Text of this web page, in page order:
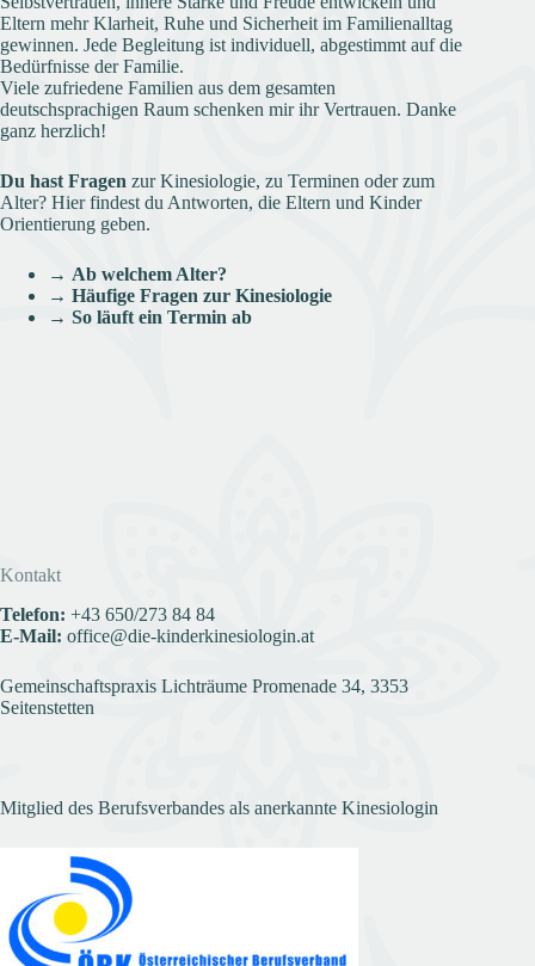
Eltern mehr Klarheit, Ruhe und Sicherheit im Familienalltag
gewinnen. Jede Begleitung ist individuell, abgestimmt auf die
Bedürfnisse der Familie.
Viele zufriedene Familien aus dem gesamten
deutschsprachigen Raum schenken mir ihr Vertrauen. Danke
ganz herzlich!
Du hast Fragen zur Kinesiologie, zu Terminen oder zum
Alter? Hier findest du Antworten, die Eltern und Kinder
Orientierung geben.
→ Ab welchem Alter?
→ Häufige Fragen zur Kinesiologie
→ So läuft ein Termin ab
Kontakt
Telefon: +43 650/273 84 84
E-Mail: office@die-kinderkinesiologin.at
Gemeinschaftspraxis Lichträume Promenade 34, 3353
Seitenstetten
Mitglied des Berufsverbandes als anerkannte Kinesiologin